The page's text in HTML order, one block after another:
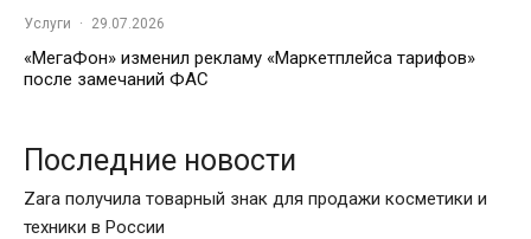
Услуги · 29.07.2026
«МегаФон» изменил рекламу «Маркетплейса тарифов»
после замечаний ФАС
Последние новости
Zara получила товарный знак для продажи косметики и
техники в России